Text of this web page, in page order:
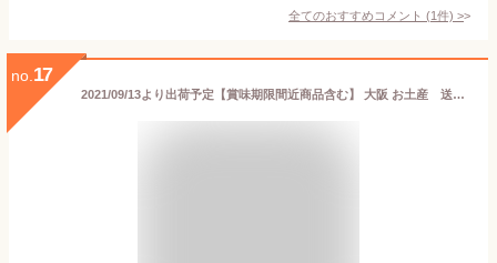
全てのおすすめコメント (1件) >
no. 17
2021/09/13より出荷予定【賞味期限間近商品含む】 大阪 お土産 送料無料 訳あり(賞味期限間近セール) 6000円相当 お土産 詰め合わせ 大阪 観光 土産 コロナ 在庫ロス スイーツ 訳あり 福袋 在庫処分 食品 食品ロス お菓子 アウトレット フードロス 通天閣 関西